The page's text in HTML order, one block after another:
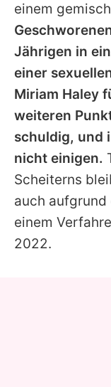
einem
Jährigen in
einer
Miriam Haley
weiteren
schuldig, und
nicht einigen.
Scheiterns
auch aufgrund
einem
2022.